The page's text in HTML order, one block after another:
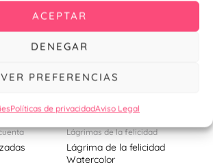
ACEPTAR
DENEGAR
VER PREFERENCIAS
Políticas de privacidadAviso Legal
Lágrimas de la felicidad
Lágrima de la felicidad
Watercolor